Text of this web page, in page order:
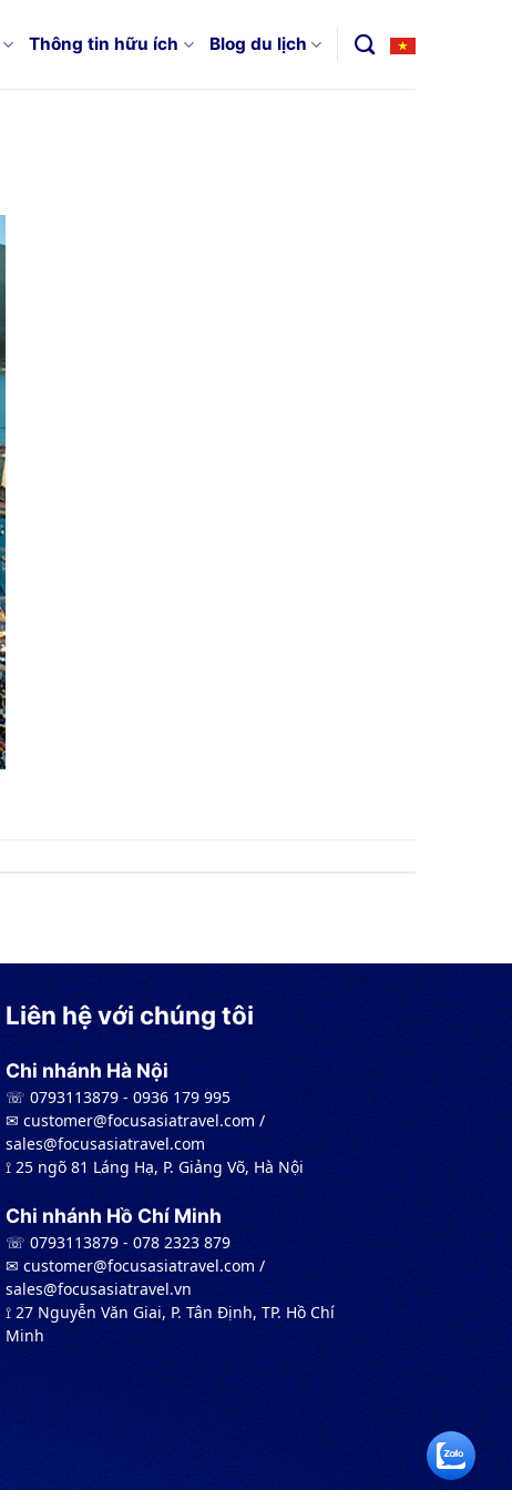
Thông tin hữu ích Blog du lịch
Liên hệ với chúng tôi
Chi nhánh Hà Nội
☏ 0793113879 - 0936 179 995
✉︎ customer@focusasiatravel.com /
sales@focusasiatravel.com
⟟ 25 ngõ 81 Láng Hạ, P. Giảng Võ, Hà Nội
Chi nhánh Hồ Chí Minh
☏ 0793113879 - 078 2323 879
✉︎ customer@focusasiatravel.com /
sales@focusasiatravel.vn
⟟ 27 Nguyễn Văn Giai, P. Tân Định, TP. Hồ Chí
Minh